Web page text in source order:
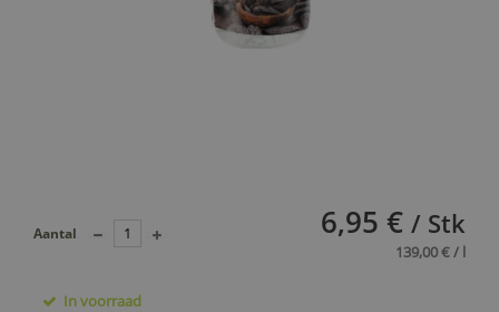
6,95 € / Stk
139,00 € / l
Aantal
In voorraad